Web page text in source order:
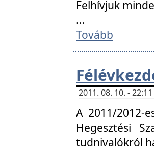
Felhívjuk
...
Tovább
2011. 08. 10. -
A 2011/2012-
Hegesztési
tudnivalókról